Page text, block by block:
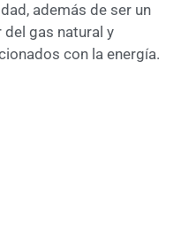
además de ser un
gas natural y
con la energía.